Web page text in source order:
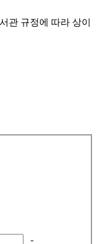
관 규정에 따라 상이
-